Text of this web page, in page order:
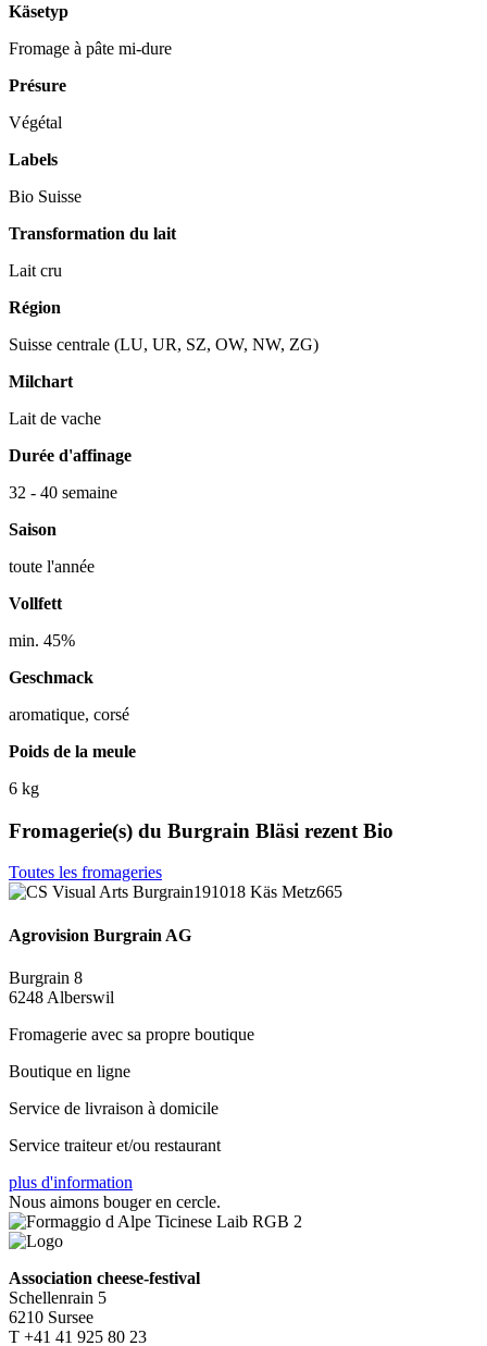
Käsetyp
Fromage à pâte mi-dure
Présure
Végétal
Labels
Bio Suisse
Transformation du lait
Lait cru
Région
Suisse centrale (LU, UR, SZ, OW, NW, ZG)
Milchart
Lait de vache
Durée d'affinage
32 - 40 semaine
Saison
toute l'année
Vollfett
min. 45%
Geschmack
aromatique, corsé
Poids de la meule
6 kg
Fromagerie(s) du Burgrain Bläsi rezent Bio
Toutes les fromageries
Agrovision Burgrain AG
Burgrain 8
6248 Alberswil
Fromagerie avec sa propre boutique
Boutique en ligne
Service de livraison à domicile
Service traiteur et/ou restaurant
plus d'information
Nous aimons bouger en cercle.
Association cheese-festival
Schellenrain 5
6210 Sursee
T +41 41 925 80 23